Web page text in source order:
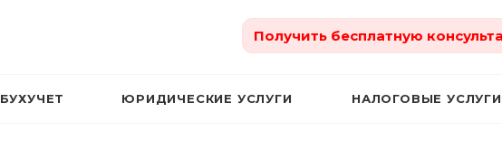
Получить бесплатную
БУХУЧЕТ ЮРИДИЧЕСКИЕ УСЛУГИ НАЛОГОВЫЕ УСЛУГИ